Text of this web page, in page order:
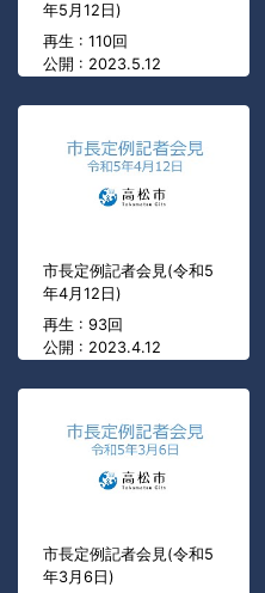
年5月12日)
再生 : 110回
公開 : 2023.5.12
市長定例記者会見(令和5
年4月12日)
再生 : 93回
公開 : 2023.4.12
市長定例記者会見(令和5
年3月6日)